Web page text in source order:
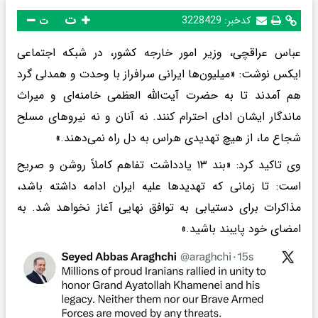
کدخبر: 3228429 ت
عباس عراقچی، وزیر امور خارجه کشور، در شبکه اجتماعی
ایکس نوشت: «میلیون‌ها ایرانی سرافراز با وحدت و همدلی گرد
هم آمدند تا به حضرت آیت‌الله العظمی خامنه‌ای و میراث
ماندگار ایشان ادای احترام کنند. نه آنان و نه نیروهای مسلح
شجاع ما، از هیچ تهدیدی هراس به دل راه نمی‌دهند.»
وی تاکید کرد: «بند ۱۳ یادداشت تفاهم کاملاً روشن و صریح
است: تا زمانی که تهدیدها علیه ایران ادامه داشته باشد،
مذاکرات برای دستیابی به توافق نهایی آغاز نخواهد شد. به
امضای خود پایبند باشید.»